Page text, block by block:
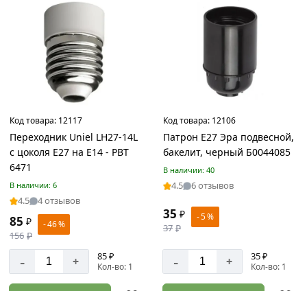
Фиксатор
Товаров
по
акции:
Заглушки
для
труб
Товаров
по
7
Сетка
металлическая
Товаров
по
акции:
16
Код товара: 12117
Переходник Uniel LH27-14L
с цоколя Е27 на Е14 - PBT
6471
В наличии: 6
4.5 4 отзывов
85 ₽
156 ₽
- 46 %
- + 85 ₽
Кол-во: 1
Код товара: 12106
Патрон Е27 Эра подвесной,
бакелит, черный Б0044085
В наличии: 40
4.5 6 отзывов
35 ₽
37 ₽
- 5 %
- + 35 ₽
Кол-во: 1